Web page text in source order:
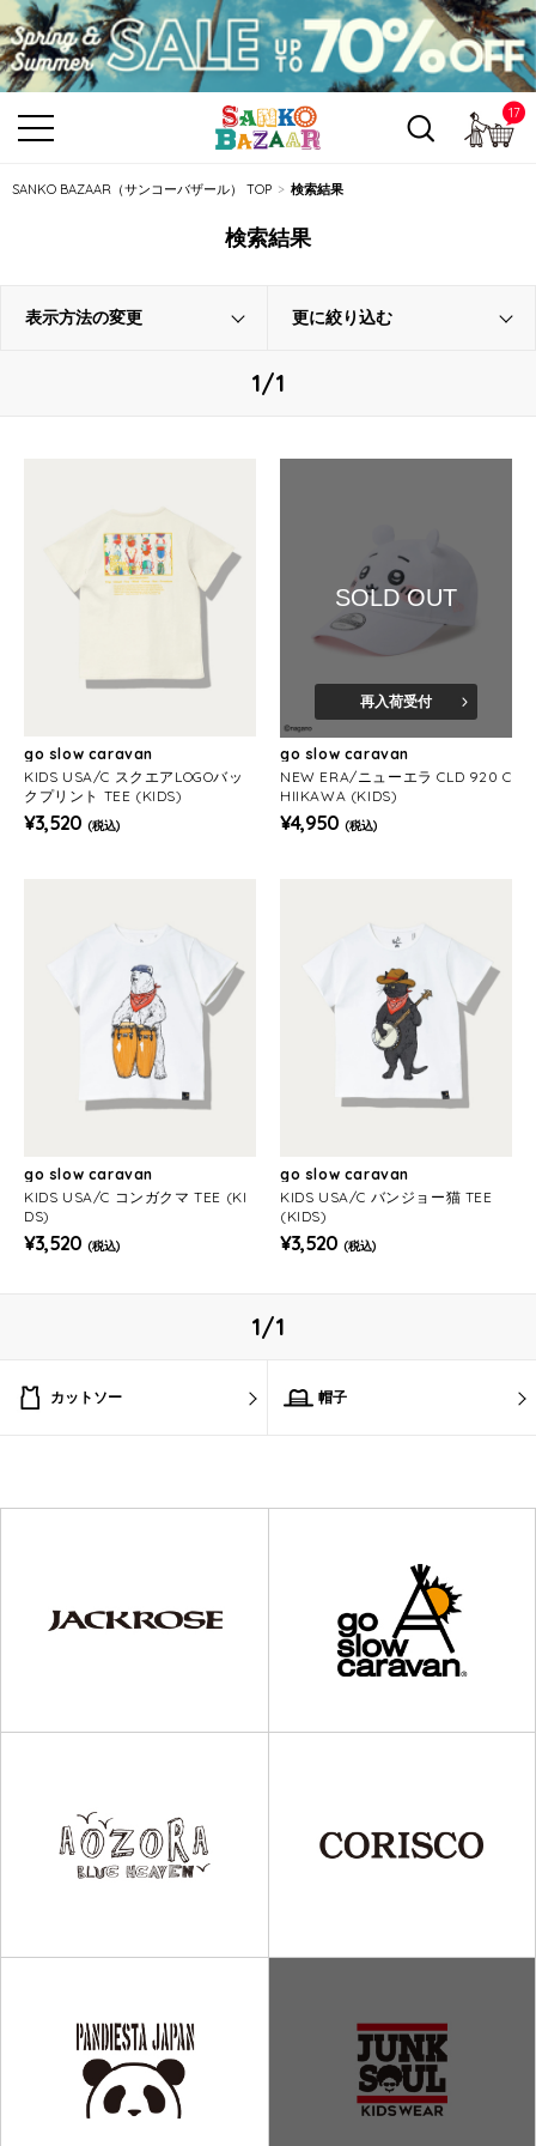
17カ
SANKO BAZAAR（サンコーバザール） TOP 検索結果
検索結果
表示方法の変更 更に絞り込む
1/1
go slow caravan
KIDS USA/C スクエアLOGOバッ
クプリント TEE (KIDS)
¥3,520 (税込)
SOLD OUT
再入荷受付
go slow caravan
NEW ERA/ニューエラ CLD 920 C
HIIKAWA (KIDS)
¥4,950 (税込)
go slow caravan
KIDS USA/C コンガクマ TEE (KI
DS)
¥3,520 (税込)
go slow caravan
KIDS USA/C バンジョー猫 TEE
(KIDS)
¥3,520 (税込)
1/1
カットソー 帽子